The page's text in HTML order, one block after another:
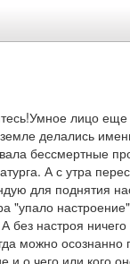
лицо еще
делались
бессмертные
А с утра
для поднятия
"упало
без настроя
можно осознанно
и о чего или кого